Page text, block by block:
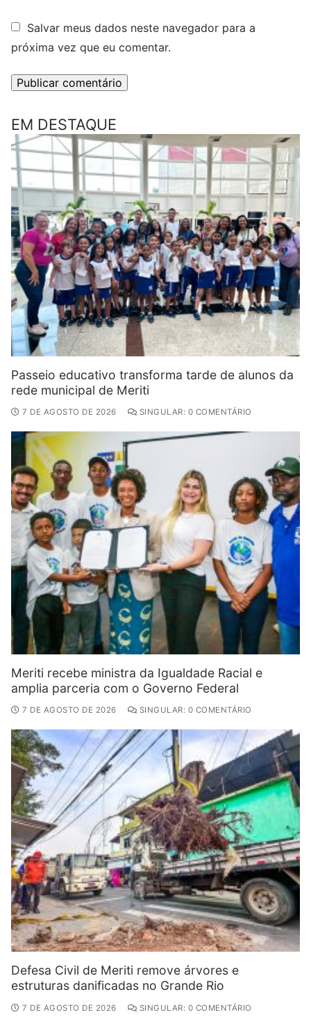
Salvar meus dados neste navegador para a
próxima vez que eu comentar.
EM DESTAQUE
Passeio educativo transforma tarde de alunos da
rede municipal de Meriti
7 DE AGOSTO DE 2026 SINGULAR: 0 COMENTÁRIO
Meriti recebe ministra da Igualdade Racial e
amplia parceria com o Governo Federal
7 DE AGOSTO DE 2026 SINGULAR: 0 COMENTÁRIO
Defesa Civil de Meriti remove árvores e
estruturas danificadas no Grande Rio
7 DE AGOSTO DE 2026 SINGULAR: 0 COMENTÁRIO